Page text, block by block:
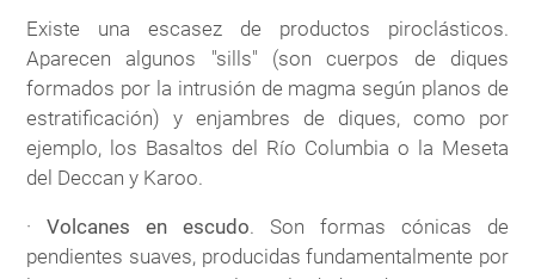
Existe una escasez de productos piroclásticos.
Aparecen algunos "sills" (son cuerpos de diques
formados por la intrusión de magma según planos de
estratificación) y enjambres de diques, como por
ejemplo, los Basaltos del Río Columbia o la Meseta
del Deccan y Karoo.
·Volcanes en escudo. Son formas cónicas de
pendientes suaves, producidas fundamentalmente por